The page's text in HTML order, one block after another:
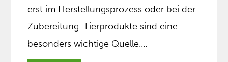
erst im Herstellungsprozess oder bei der
Zubereitung. Tierprodukte sind eine
besonders wichtige Quelle....